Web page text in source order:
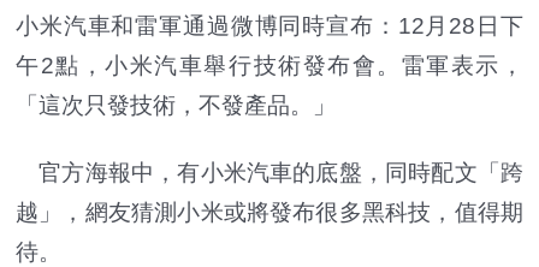
小米汽車和雷軍通過微博同時宣布：12月28日下
午2點，小米汽車舉行技術發布會。雷軍表示，
「這次只發技術，不發產品。」
官方海報中，有小米汽車的底盤，同時配文「跨
越」，網友猜測小米或將發布很多黑科技，值得期
待。